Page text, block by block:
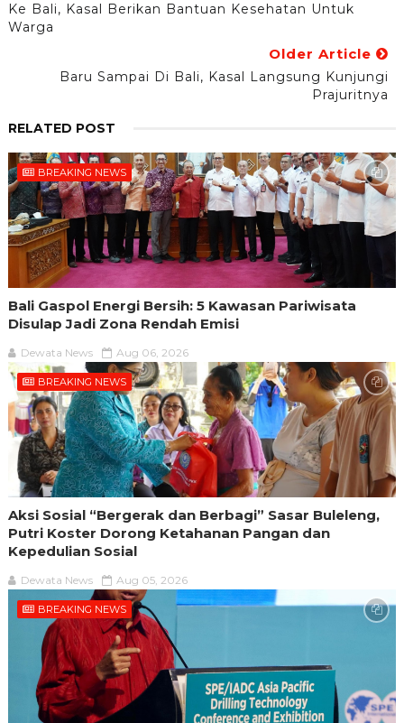
Ke Bali, Kasal Berikan Bantuan Kesehatan Untuk
Warga
Older Article
Baru Sampai Di Bali, Kasal Langsung Kunjungi
Prajuritnya
RELATED POST
BREAKING NEWS
Bali Gaspol Energi Bersih: 5 Kawasan Pariwisata
Disulap Jadi Zona Rendah Emisi
Dewata News Aug 06, 2026
BREAKING NEWS
Aksi Sosial “Bergerak dan Berbagi” Sasar Buleleng,
Putri Koster Dorong Ketahanan Pangan dan
Kepedulian Sosial
Dewata News Aug 05, 2026
BREAKING NEWS